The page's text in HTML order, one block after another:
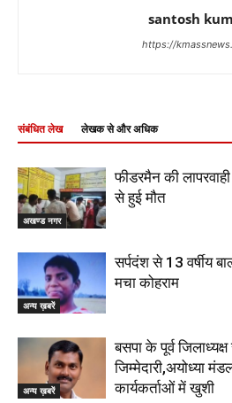
santosh
https://
संबंधित लेख लेखक से और अधिक
अखण्ड नगर
फीडरमैन की
से हुई मौत
अन्य ख़बरें
सर्पदंश से 13 वर्षीय
मचा कोहराम
अन्य ख़बरें
बसपा के पूर्व
जिम्मेदारी,अयोध्या
कार्यकर्ताओं में खुशी